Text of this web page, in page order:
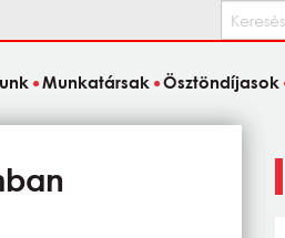
Keresés
Munkatársak Ösztöndíjasok